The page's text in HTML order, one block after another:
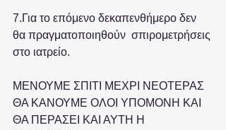
7.Για το επόμενο δεκαπενθήμερο δεν
θα πραγματοποιηθούν  σπιρομετρήσεις
στο ιατρείο.
ΜΕΝΟΥΜΕ ΣΠΙΤΙ ΜΕΧΡΙ ΝΕΟΤΕΡΑΣ
ΘΑ ΚΑΝΟΥΜΕ ΟΛΟΙ ΥΠΟΜΟΝΗ ΚΑΙ
ΘΑ ΠΕΡΑΣΕΙ ΚΑΙ ΑΥΤΗ Η